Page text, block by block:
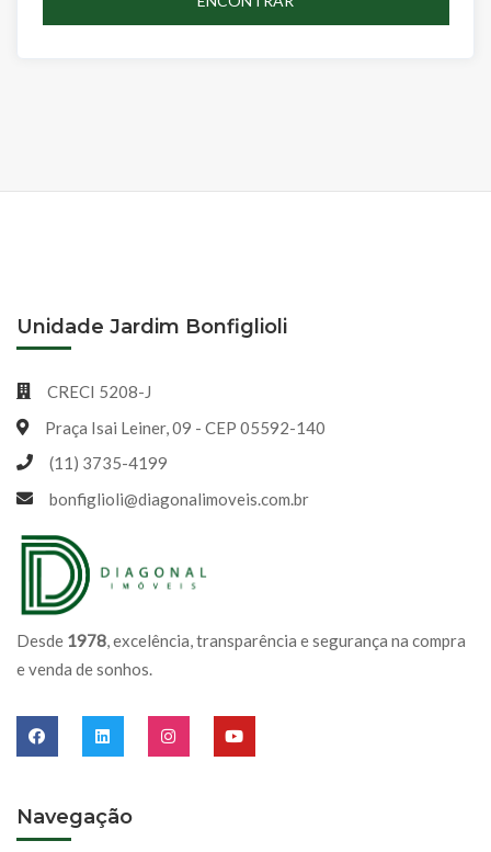
Desde 1978, excelência, transparência e segurança na compra
e venda de sonhos.
Navegação
Unidade Jardim Bonfiglioli
CRECI 5208-J
Praça Isai Leiner, 09 - CEP 05592-140
(11) 3735-4199
bonfiglioli@diagonalimoveis.com.br